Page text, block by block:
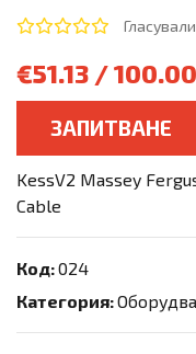
€51.13 /
ЗАПИТВАНЕ
KessV2 Massey
Cable
Код:024
Категория: